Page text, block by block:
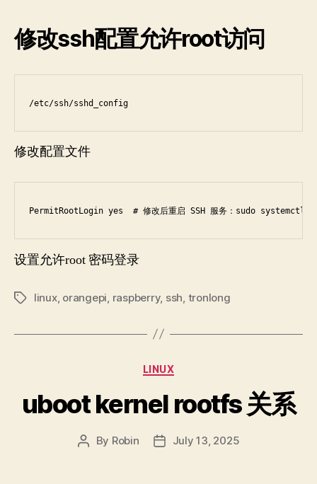
修改ssh配置允许root访问
/etc/ssh/sshd_config
修改配置文件
PermitRootLogin yes  # 修改后重启 SSH 服务：sudo systemctl
设置允许root 密码登录
Tagslinux, orangepi raspberry, ssh tronlong
Categories
LINUX
uboot kernel rootfs 关系
Post
By Robin
PostJuly 13, 2025